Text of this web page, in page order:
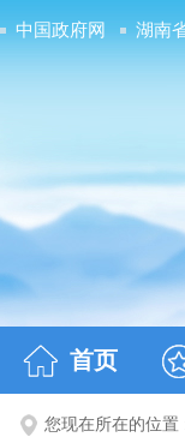
中国政府网 湖南
首页
您现在所在的位置